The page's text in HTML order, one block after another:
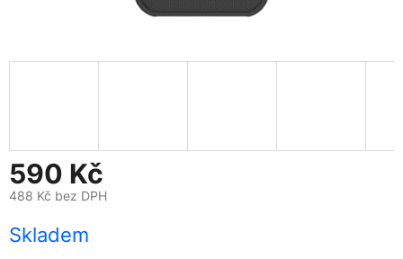
590 Kč
488 Kč bez DPH
cena:
Skladem